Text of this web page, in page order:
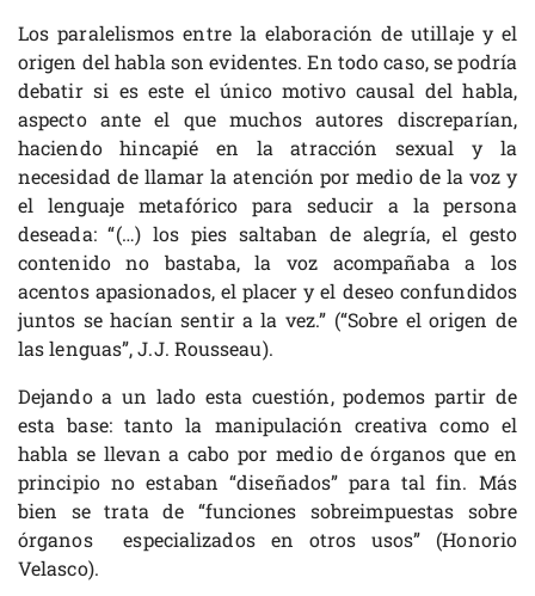
Los paralelismos entre la elaboración de utillaje y el
origen del habla son evidentes. En todo caso, se podría
debatir si es este el único motivo causal del habla,
aspecto ante el que muchos autores discreparían,
haciendo hincapié en la atracción sexual y la
necesidad de llamar la atención por medio de la voz y
el lenguaje metafórico para seducir a la persona
deseada: “(…) los pies saltaban de alegría, el gesto
contenido no bastaba, la voz acompañaba a los
acentos apasionados, el placer y el deseo confundidos
juntos se hacían sentir a la vez.” (“Sobre el origen de
las lenguas”, J.J. Rousseau).
Dejando a un lado esta cuestión, podemos partir de
esta base: tanto la manipulación creativa como el
habla se llevan a cabo por medio de órganos que en
principio no estaban “diseñados” para tal fin. Más
bien se trata de “funciones sobreimpuestas sobre
órganos especializados en otros usos” (Honorio
Velasco).